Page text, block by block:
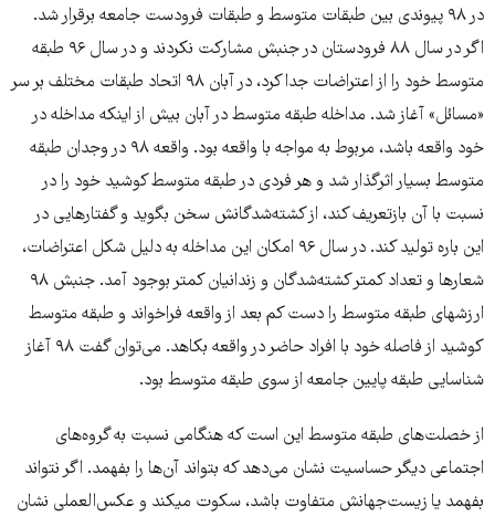
در ۹۸ پیوندی بین طبقات متوسط و طبقات فرودست جامعه برقرار شد.
اگر در سال ۸۸ فرودستان در جنبش مشارکت نکردند و در سال ۹۶ طبقه
متوسط خود را از اعتراضات جدا کرد، در آبان ۹۸ اتحاد طبقات مختلف بر سر
«مسائل» آغاز شد. مداخله طبقه متوسط در آبان بیش از اینکه مداخله در
خود واقعه باشد، مربوط به مواجه با واقعه بود. واقعه ۹۸ در وجدان طبقه
متوسط بسیار اثرگذار شد و هر فردی در طبقه متوسط کوشید خود را در
نسبت با آن بازتعریف کند، از کشته‌شدگانش سخن بگوید و گفتارهایی در
این باره تولید کند. در سال ۹۶ امکان این مداخله به دلیل شکل اعتراضات،
شعارها و تعداد کمتر کشته‌شدگان و زندانیان کمتر بوجود آمد. جنبش ۹۸
ارزشهای طبقه متوسط را دست کم بعد از واقعه فراخواند و طبقه متوسط
کوشید از فاصله خود با افراد حاضر در واقعه بکاهد. می‌توان گفت ۹۸ آغاز
شناسایی طبقه پایین جامعه از سوی طبقه متوسط بود.
از خصلت‌های طبقه متوسط این است که هنگامی نسبت به گروه‌های
اجتماعی دیگر حساسیت نشان می‌دهد که بتواند آن‌ها را بفهمد. اگر نتواند
بفهمد یا زیست‌جهانش متفاوت باشد، سکوت میکند و عکس‌العملی نشان